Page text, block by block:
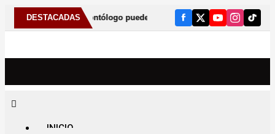
DESTACADAS
al odontólogo puede ayudar a detectar el bruxismo
INICIO